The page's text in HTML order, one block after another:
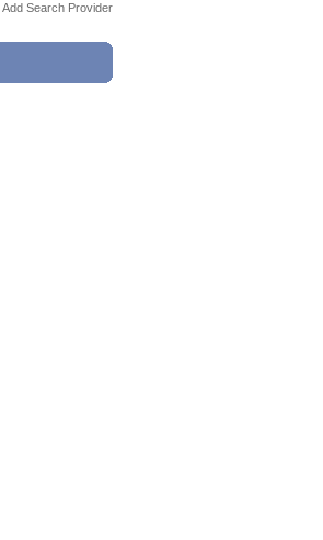
Add Search Provider